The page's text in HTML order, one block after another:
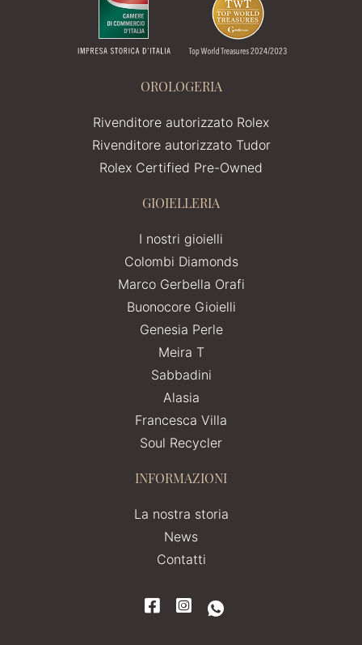
OROLOGERIA
Rivenditore autorizzato Rolex
Rivenditore autorizzato Tudor
Rolex Certified Pre-Owned
GIOIELLERIA
I nostri gioielli
Colombi Diamonds
Marco Gerbella Orafi
Buonocore Gioielli
Genesia Perle
Meira T
Sabbadini
Alasia
Francesca Villa
Soul Recycler
INFORMAZIONI
La nostra storia
News
Contatti